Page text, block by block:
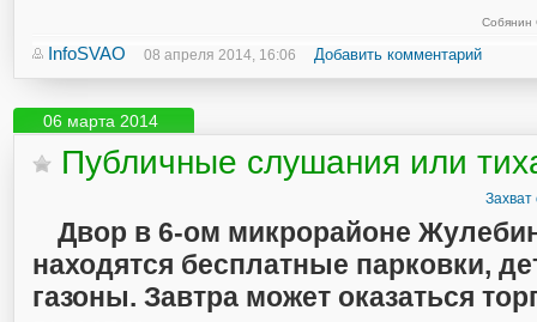
Собянин
InfoSVAO 08 апреля 2014, 16:06 Добавить комментарий
06 марта 2014
Публичные слушания или
Двор в 6-ом микрорайоне
находятся бесплатные парковки,
газоны. Завтра может оказаться